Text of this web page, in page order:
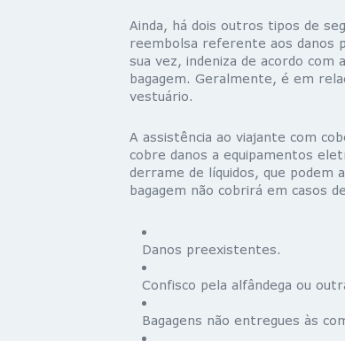
Ainda, há dois outros tipos de
reembolsa referente aos danos
sua vez, indeniza de acordo com
bagagem. Geralmente, é em
vestuário.
A assistência ao viajante com
cobre danos a equipamentos
derrame de líquidos, que podem
bagagem não cobrirá em casos
Danos preexistentes.
Confisco pela alfândega ou
Bagagens não entregues às